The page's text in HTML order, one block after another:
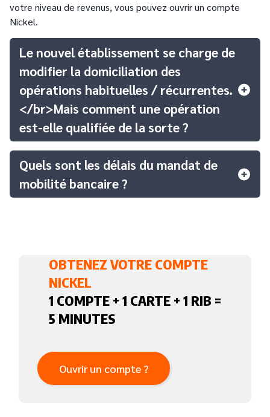
votre niveau de revenus, vous pouvez ouvrir un compte
Nickel.
Le nouvel établissement se charge de
modifier la domiciliation des
opérations habituelles / récurrentes.
</br>Mais comment une opération
est-elle qualifiée de la sorte ?
Quels sont les délais du mandat de
mobilité bancaire ?
OBTENEZ VOTRE COMPTE
NICKEL
1 COMPTE + 1 CARTE + 1 RIB =
5 MINUTES
Ouvrir un compte ?